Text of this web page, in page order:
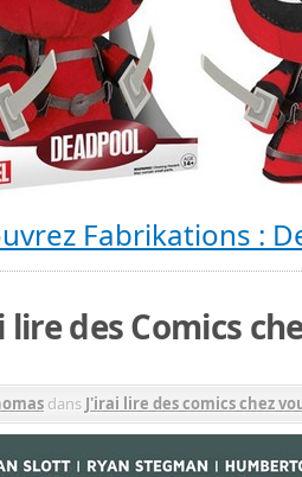
Fabrikations :
lire des Comics
dans J'irai lire des comics chez